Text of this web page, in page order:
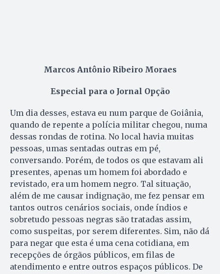
Marcos Antônio Ribeiro Moraes
Especial para o Jornal Opção
Um dia desses, estava eu num parque de Goiânia,
quando de repente a polícia militar chegou, numa
dessas rondas de rotina. No local havia muitas
pessoas, umas sentadas outras em pé,
conversando. Porém, de todos os que estavam ali
presentes, apenas um homem foi abordado e
revistado, era um homem negro. Tal situação,
além de me causar indignação, me fez pensar em
tantos outros cenários sociais, onde índios e
sobretudo pessoas negras são tratadas assim,
como suspeitas, por serem diferentes. Sim, não dá
para negar que esta é uma cena cotidiana, em
recepções de órgãos públicos, em filas de
atendimento e entre outros espaços públicos. De